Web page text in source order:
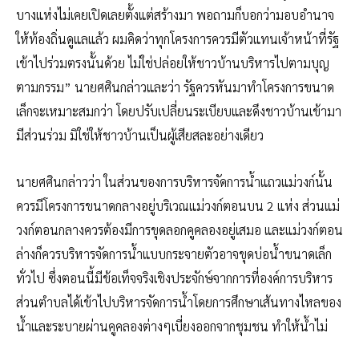
บางแห่งไม่เคยเปิดเลยตั้งแต่สร้างมา พอถามก็บอกว่ามอบอำนาจ
ให้ท้องถิ่นดูแลแล้ว ผมคิดว่าทุกโครงการควรมีตัวแทนเจ้าหน้าที่รัฐ
เข้าไปร่วมตรงนั้นด้วย ไม่ใช่ปล่อยให้ชาวบ้านบริหารไปตามบุญ
ตามกรรม” นายศศินกล่าวและว่า รัฐควรหันมาทำโครงการขนาด
เล็กจะเหมาะสมกว่า โดยปรับเปลี่ยนระเบียบและดึงชาวบ้านเข้ามา
มีส่วนร่วม มิใช่ให้ชาวบ้านเป็นผู้เสียสละอย่างเดียว
นายศศินกล่าวว่า ในส่วนของการบริหารจัดการน้ำแถวแม่วงก์นั้น
ควรมีโครงการขนาดกลางอยู่บริเวณแม่วงก์ตอนบน 2 แห่ง ส่วนแม่
วงก์ตอนกลางควรต้องมีการขุดลอกคูคลองอยู่เสมอ และแม่วงก์ตอน
ล่างก็ควรบริหารจัดการน้ำแบบกระจายตัวอาจขุดบ่อน้ำขนาดเล็ก
ทั่วไป ซึ่งตอนนี้มีข้อเท็จจริงเชิงประจักษ์จากการที่องค์การบริหาร
ส่วนตำบลได้เข้าไปบริหารจัดการน้ำโดยการศึกษาเส้นทางไหลของ
น้ำและระบายผ่านคูคลองต่างๆเบี่ยงออกจากชุมชน ทำให้น้ำไม่